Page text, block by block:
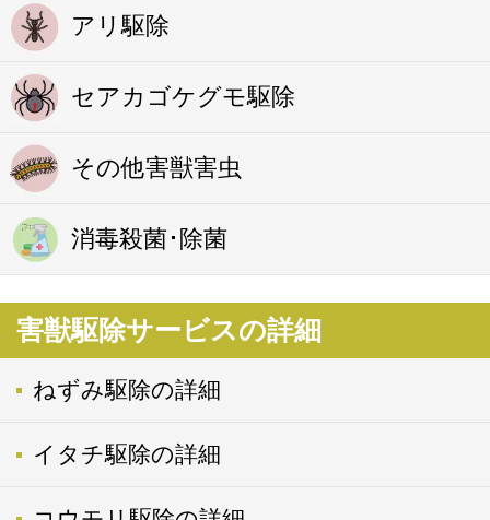
アリ駆除
セアカゴケグモ駆除
その他害獣害虫
消毒殺菌･除菌
害獣駆除サービスの詳細
ねずみ駆除の詳細
イタチ駆除の詳細